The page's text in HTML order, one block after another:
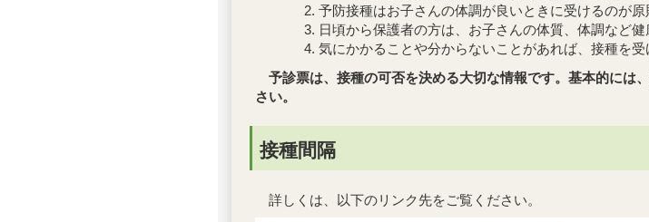
予防接種はお子さんの体調が良いときに受けるのが原
日頃から保護者の方は、お子さんの体質、体調など健
気にかかることや分からないことがあれば、接種を
予診票は、接種の可否を決める大切な情報です。基本的には
さい。
接種間隔
詳しくは、以下のリンク先をご覧ください。